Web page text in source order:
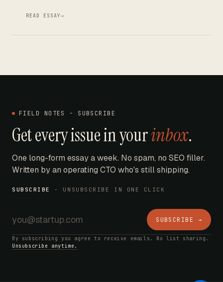
READ ESSAY→
FIELD NOTES - SUBSCRIBE
Get every issue in yourinbox.
One long-form essay a week. No spam, no SEO filler.
Written by an operating CTO who's still shipping.
SUBSCRIBE - UNSUBSCRIBE IN ONE CLICK
SUBSCRIBE →
By subscribing you agree to receive emails. No list sharing.
Unsubscribe anytime.